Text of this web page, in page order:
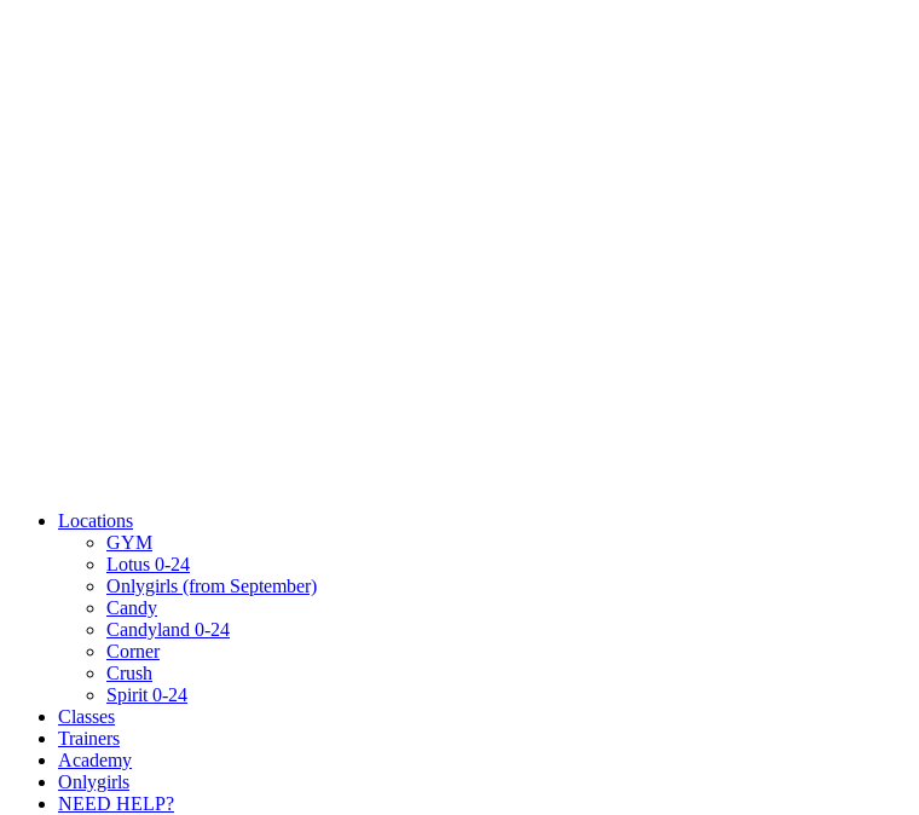
Locations
GYM
Lotus 0-24
Onlygirls (from September)
Candy
Candyland 0-24
Corner
Crush
Spirit 0-24
Classes
Trainers
Academy
Onlygirls
NEED HELP?